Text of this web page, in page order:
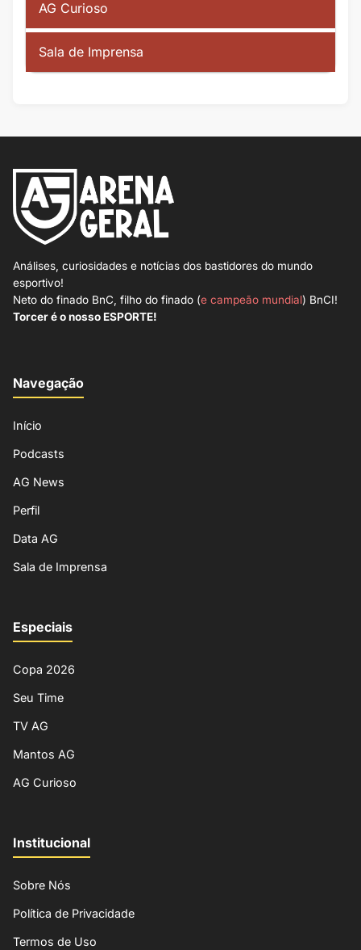
AG Curioso
Sala de Imprensa
Análises, curiosidades e notícias dos bastidores do mundo
esportivo!
Neto do finado BnC, filho do finado (e campeão mundial) BnCI!
Torcer é o nosso ESPORTE!
Navegação
Início
Podcasts
AG News
Perfil
Data AG
Sala de Imprensa
Especiais
Copa 2026
Seu Time
TV AG
Mantos AG
AG Curioso
Institucional
Sobre Nós
Política de Privacidade
Termos de Uso